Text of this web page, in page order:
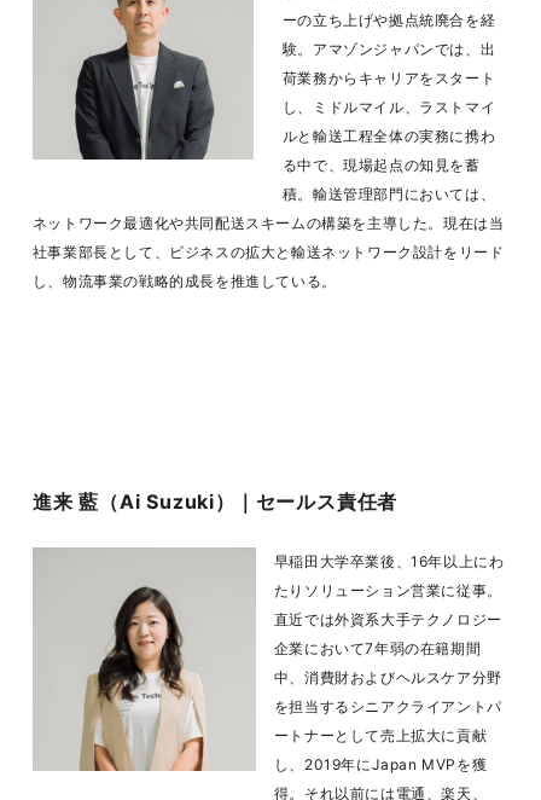
ーの立ち上げや拠点統廃合を経
験。アマゾンジャパンでは、出
荷業務からキャリアをスタート
し、ミドルマイル、ラストマイ
ルと輸送工程全体の実務に携わ
る中で、現場起点の知見を蓄
積。輸送管理部門においては、
ネットワーク最適化や共同配送スキームの構築を主導した。現在は当
社事業部長として、ビジネスの拡大と輸送ネットワーク設計をリード
し、物流事業の戦略的成長を推進している。
進来 藍（Ai Suzuki）｜セールス責任者
早稲田大学卒業後、16年以上にわ
たりソリューション営業に従事。
直近では外資系大手テクノロジー
企業において7年弱の在籍期間
中、消費財およびヘルスケア分野
を担当するシニアクライアントパ
ートナーとして売上拡大に貢献
し、2019年にJapan MVPを獲
得。それ以前には電通、楽天、